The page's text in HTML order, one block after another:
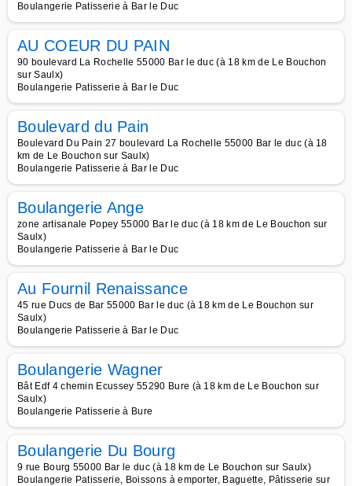
Boulangerie Patisserie à Bar le Duc
AU COEUR DU PAIN
90 boulevard La Rochelle 55000 Bar le duc (à 18 km de Le Bouchon
sur Saulx)
Boulangerie Patisserie à Bar le Duc
Boulevard du Pain
Boulevard Du Pain 27 boulevard La Rochelle 55000 Bar le duc (à 18
km de Le Bouchon sur Saulx)
Boulangerie Patisserie à Bar le Duc
Boulangerie Ange
zone artisanale Popey 55000 Bar le duc (à 18 km de Le Bouchon sur
Saulx)
Boulangerie Patisserie à Bar le Duc
Au Fournil Renaissance
45 rue Ducs de Bar 55000 Bar le duc (à 18 km de Le Bouchon sur
Saulx)
Boulangerie Patisserie à Bar le Duc
Boulangerie Wagner
Bât Edf 4 chemin Ecussey 55290 Bure (à 18 km de Le Bouchon sur
Saulx)
Boulangerie Patisserie à Bure
Boulangerie Du Bourg
9 rue Bourg 55000 Bar le duc (à 18 km de Le Bouchon sur Saulx)
Boulangerie Patisserie, Boissons à emporter, Baguette, Pâtisserie sur